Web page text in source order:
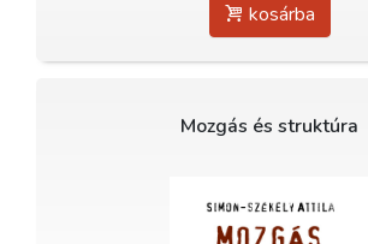
kosárba
Mozgás és struktúra